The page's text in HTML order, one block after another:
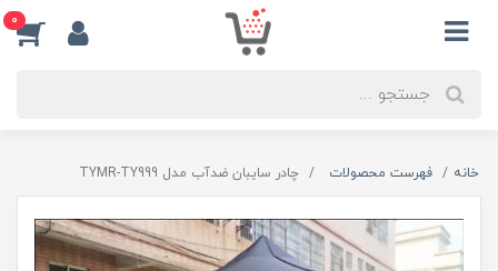
0
خانه فهرست محصولات چادر سایبان ضدآب مدل TYMR-TY999